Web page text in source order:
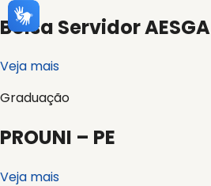
Bolsa Servidor AESGA
Veja mais
Graduação
PROUNI – PE
Veja mais